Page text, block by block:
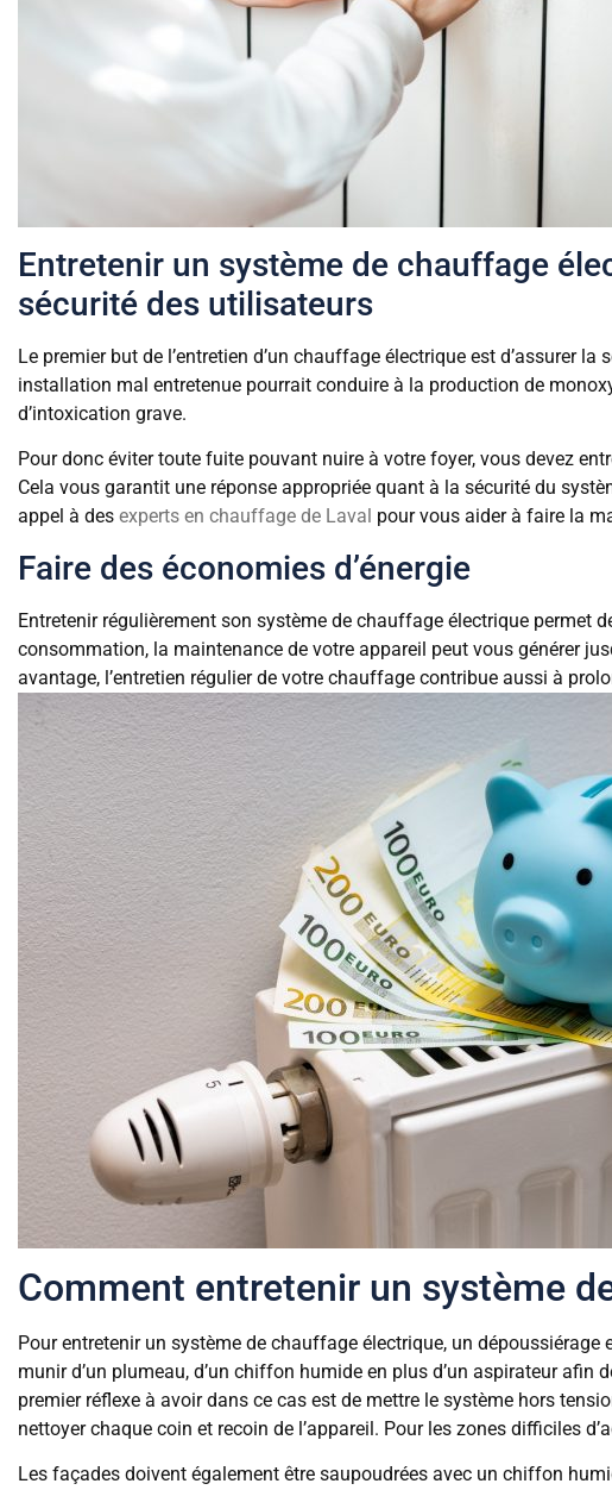
Entretenir un système de chauffage
sécurité des utilisateurs
Le premier but de l’entretien d’un chauffage électrique est d’assurer
installation mal entretenue pourrait conduire à la production de
d’intoxication grave.
Pour donc éviter toute fuite pouvant nuire à votre foyer, vous devez
Cela vous garantit une réponse appropriée quant à la sécurité du
appel à des experts en chauffage de Laval pour vous aider à faire la
Faire des économies d’énergie
Entretenir régulièrement son système de chauffage électrique permet
consommation, la maintenance de votre appareil peut vous générer
avantage, l’entretien régulier de votre chauffage contribue aussi à
Comment entretenir un système
Pour entretenir un système de chauffage électrique, un
munir d’un plumeau, d’un chiffon humide en plus d’un aspirateur afin
premier réflexe à avoir dans ce cas est de mettre le système hors
nettoyer chaque coin et recoin de l’appareil. Pour les zones difficiles
Les façades doivent également être saupoudrées avec un chiffon